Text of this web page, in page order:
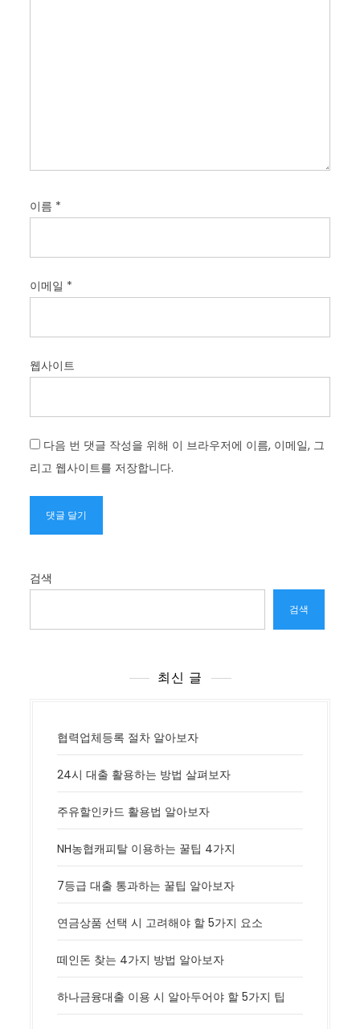
이름 *
이메일 *
웹사이트
다음 번 댓글 작성을 위해 이 브라우저에 이름, 이메일, 그
리고 웹사이트를 저장합니다.
검색
검색
최신 글
협력업체등록 절차 알아보자
24시 대출 활용하는 방법 살펴보자
주유할인카드 활용법 알아보자
NH농협캐피탈 이용하는 꿀팁 4가지
7등급 대출 통과하는 꿀팁 알아보자
연금상품 선택 시 고려해야 할 5가지 요소
떼인돈 찾는 4가지 방법 알아보자
하나금융대출 이용 시 알아두어야 할 5가지 팁